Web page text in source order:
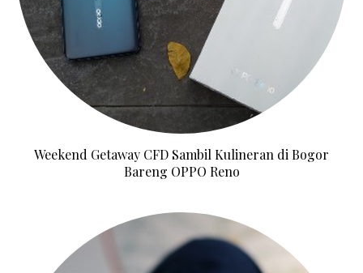
Weekend Getaway CFD Sambil Kulineran di Bogor
Bareng OPPO Reno